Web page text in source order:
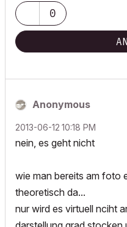
0
Anonymous
‎2013-06-12 10:18 PM
nein, es geht nicht
wie man bereits am foto
theoretisch da...
nur wird es virtuell nciht